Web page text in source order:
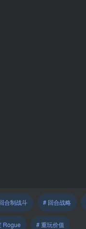
合制战斗 # 回合战略
Rogue # 重玩价值